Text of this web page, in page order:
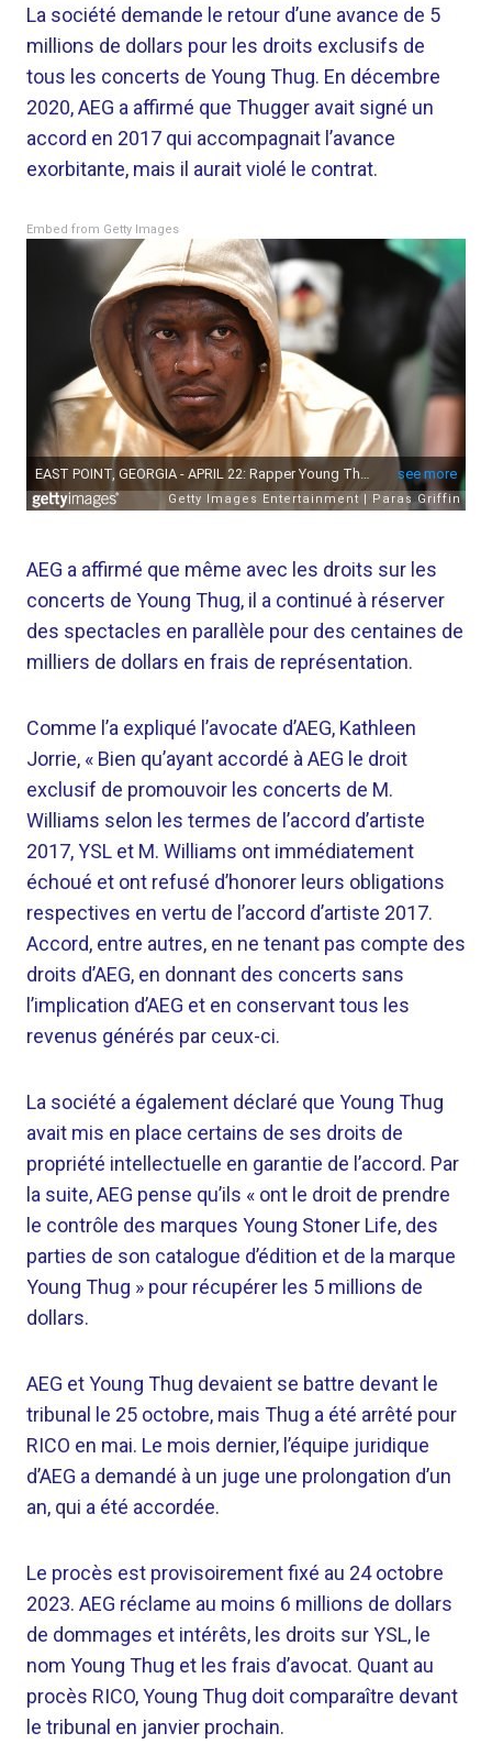
La société demande le retour d’une avance de 5
millions de dollars pour les droits exclusifs de
tous les concerts de Young Thug. En décembre
2020, AEG a affirmé que Thugger avait signé un
accord en 2017 qui accompagnait l’avance
exorbitante, mais il aurait violé le contrat.
Embed from Getty Images
AEG a affirmé que même avec les droits sur les
concerts de Young Thug, il a continué à réserver
des spectacles en parallèle pour des centaines de
milliers de dollars en frais de représentation.
Comme l’a expliqué l’avocate d’AEG, Kathleen
Jorrie, « Bien qu’ayant accordé à AEG le droit
exclusif de promouvoir les concerts de M.
Williams selon les termes de l’accord d’artiste
2017, YSL et M. Williams ont immédiatement
échoué et ont refusé d’honorer leurs obligations
respectives en vertu de l’accord d’artiste 2017.
Accord, entre autres, en ne tenant pas compte des
droits d’AEG, en donnant des concerts sans
l’implication d’AEG et en conservant tous les
revenus générés par ceux-ci.
La société a également déclaré que Young Thug
avait mis en place certains de ses droits de
propriété intellectuelle en garantie de l’accord. Par
la suite, AEG pense qu’ils « ont le droit de prendre
le contrôle des marques Young Stoner Life, des
parties de son catalogue d’édition et de la marque
Young Thug » pour récupérer les 5 millions de
dollars.
AEG et Young Thug devaient se battre devant le
tribunal le 25 octobre, mais Thug a été arrêté pour
RICO en mai. Le mois dernier, l’équipe juridique
d’AEG a demandé à un juge une prolongation d’un
an, qui a été accordée.
Le procès est provisoirement fixé au 24 octobre
2023. AEG réclame au moins 6 millions de dollars
de dommages et intérêts, les droits sur YSL, le
nom Young Thug et les frais d’avocat. Quant au
procès RICO, Young Thug doit comparaître devant
le tribunal en janvier prochain.